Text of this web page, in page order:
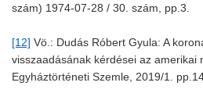
szám) 1974-07-28 / 30. szám, pp.3.
[12] Vö.: Dudás Róbert Gyula: A
visszaadásának kérdései az amerikai
Egyháztörténeti Szemle, 2019/1.